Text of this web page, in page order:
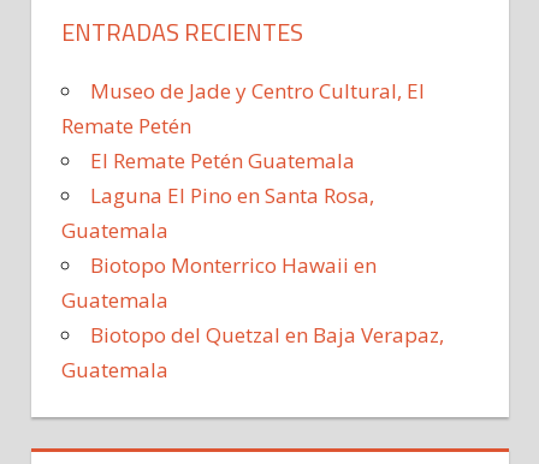
ENTRADAS RECIENTES
Museo de Jade y Centro Cultural, El
Remate Petén
El Remate Petén Guatemala
Laguna El Pino en Santa Rosa,
Guatemala
Biotopo Monterrico Hawaii en
Guatemala
Biotopo del Quetzal en Baja Verapaz,
Guatemala